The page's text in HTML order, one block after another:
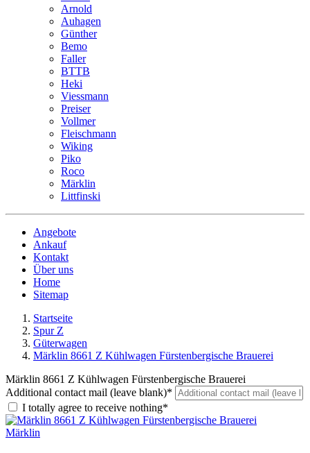
Arnold
Auhagen
Günther
Bemo
Faller
BTTB
Heki
Viessmann
Preiser
Vollmer
Fleischmann
Wiking
Piko
Roco
Märklin
Littfinski
Angebote
Ankauf
Kontakt
Über uns
Home
Sitemap
Startseite
Spur Z
Güterwagen
Märklin 8661 Z Kühlwagen Fürstenbergische Brauerei
Märklin 8661 Z Kühlwagen Fürstenbergische Brauerei
Additional contact mail (leave blank)*
I totally agree to receive nothing*
Märklin